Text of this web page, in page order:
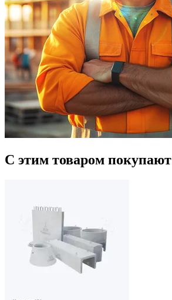
С этим товаром покупают